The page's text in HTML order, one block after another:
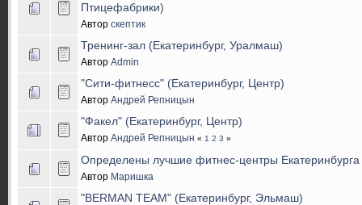
Птицефабрики)
Автор скептик
Тренинг-зал (Екатеринбург, Уралмаш)
Автор Admin
"Сити-фитнесс" (Екатеринбург, Центр)
Автор Андрей Репницын
"Факел" (Екатеринбург, Центр)
Автор Андрей Репницын « 1 2 3 »
Определены лучшие фитнес-центры Екатеринбурга
Автор Маришка
"BERMAN TEAM" (Екатеринбург, Эльмаш)